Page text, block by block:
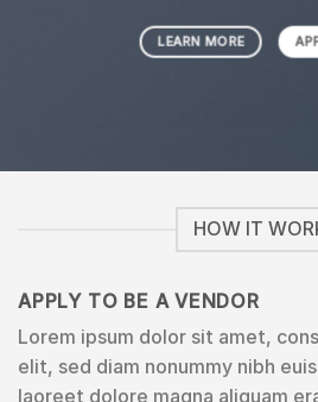
LEARN MORE
HOW IT
APPLY TO BE A VENDOR
Lorem ipsum dolor sit amet,
elit, sed diam nonummy nibh
laoreet dolore magna aliquam